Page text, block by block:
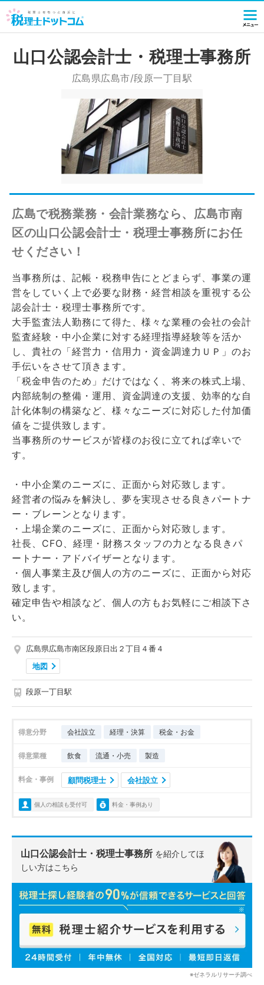
山口公認会計士・税理士事務所
広島県広島市/段原一丁目駅
広島で税務業務・会計業務なら、広島市南
区の山口公認会計士・税理士事務所にお任
せください！
当事務所は、記帳・税務申告にとどまらず、事業の運
営をしていく上で必要な財務・経営相談を重視する公
認会計士・税理士事務所です。
大手監査法人勤務にて得た、様々な業種の会社の会計
監査経験・中小企業に対する経理指導経験等を活か
し、貴社の「経営力・信用力・資金調達力ＵＰ」のお
手伝いをさせて頂きます。
「税金申告のため」だけではなく、将来の株式上場、
内部統制の整備・運用、資金調達の支援、効率的な自
計化体制の構築など、様々なニーズに対応した付加価
値をご提供致します。
当事務所のサービスが皆様のお役に立てれば幸いで
す。
・中小企業のニーズに、正面から対応致します。
経営者の悩みを解決し、夢を実現させる良きパートナ
ー・ブレーンとなります。
・上場企業のニーズに、正面から対応致します。
社長、CFO、経理・財務スタッフの力となる良きパ
ートナー・アドバイザーとなります。
・個人事業主及び個人の方のニーズに、正面から対応
致します。
確定申告や相談など、個人の方もお気軽にご相談下さ
い。
広島県広島市南区段原日出２丁目４番４
地図
段原一丁目駅
得意分野 会社設立 経理・決算 税金・お金
得意業種 飲食 流通・小売 製造
料金・事例 顧問税理士 会社設立
個人の相談も受付可 料金・事例あり
山口公認会計士・税理士事務所 を紹介してほ
しい方はこちら
※ゼネラルリサーチ調べ